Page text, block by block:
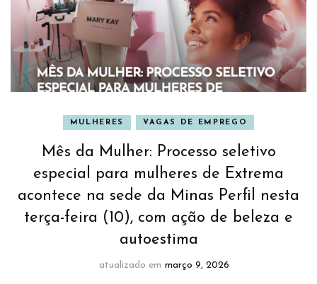
MULHERES VAGAS DE EMPREGO
Mês da Mulher: Processo seletivo
especial para mulheres de Extrema
acontece na sede da Minas Perfil nesta
terça-feira (10), com ação de beleza e
autoestima
atualizado em março 9, 2026